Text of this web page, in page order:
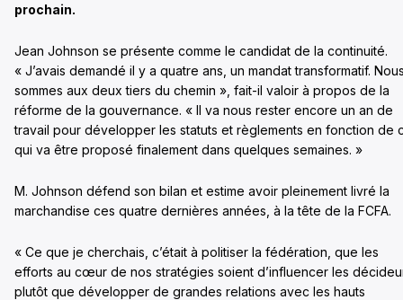
prochain.
Jean Johnson se présente comme le candidat de la continuité.
« J’avais demandé il y a quatre ans, un mandat transformatif.
sommes aux deux tiers du chemin », fait-il valoir à propos de la
réforme de la gouvernance. « Il va nous rester encore un an de
travail pour développer les statuts et règlements en fonction de
qui va être proposé finalement dans quelques semaines. »
M. Johnson défend son bilan et estime avoir pleinement livré la
marchandise ces quatre dernières années, à la tête de la FCFA.
« Ce que je cherchais, c’était à politiser la fédération, que les
efforts au cœur de nos stratégies soient d’influencer les
plutôt que développer de grandes relations avec les hauts